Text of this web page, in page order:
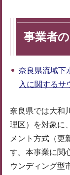
事業者
奈良県流域下
入に関するサ
奈良県では大和
理区）を対象に
メント方式（更
す。本事業に関
ウンディング型